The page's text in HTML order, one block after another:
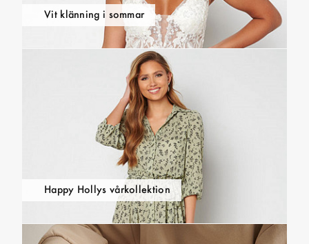
Vit klänning i sommar
Happy Hollys vårkollektion